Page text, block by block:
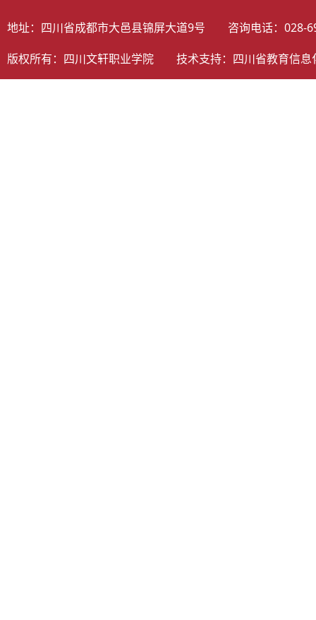
地址：四川省成都市大邑县锦屏大道9号 咨询电话：
版权所有：四川文轩职业学院 技术支持： 四川省教育信